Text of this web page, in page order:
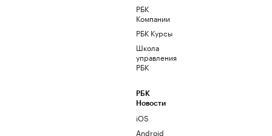
РБК
Компании
РБК Курсы
Школа
управления
РБК
РБК
Новости
iOS
Android